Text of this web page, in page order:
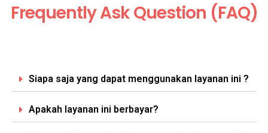
Frequently Ask Question (FAQ)
Siapa saja yang dapat menggunakan layanan ini ?
Apakah layanan ini berbayar?